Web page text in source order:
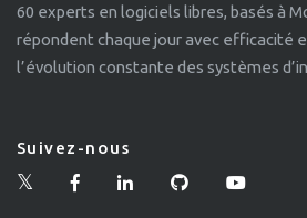
60 experts en logiciels libres, basés à
répondent chaque jour avec efficacité
l’évolution constante des systèmes
Suivez-nous